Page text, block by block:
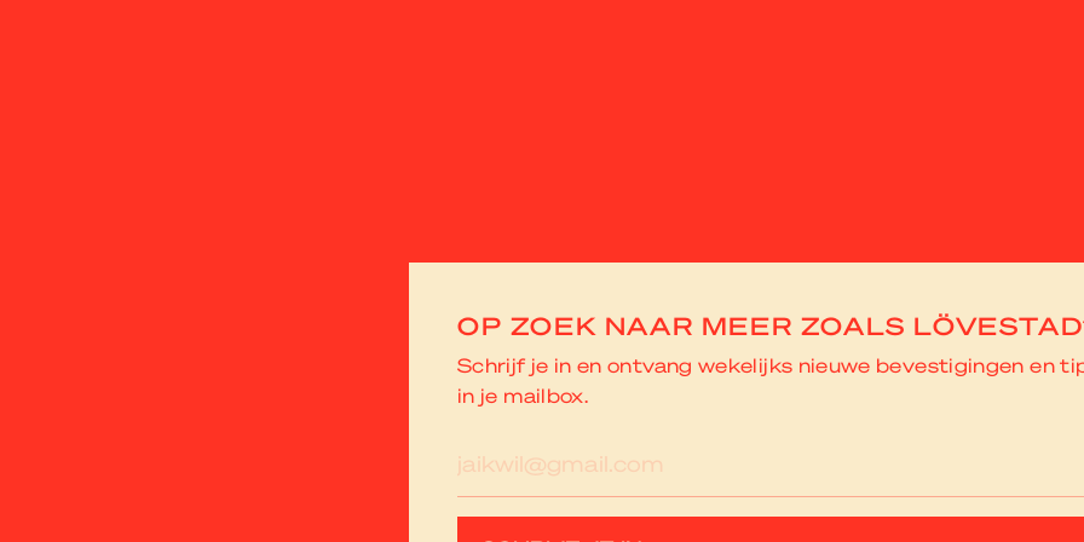
OP ZOEK NAAR MEER ZOALS
Schrijf je in en ontvang wekelijks nieuwe bevestigingen en
in je mailbox.
mailadres